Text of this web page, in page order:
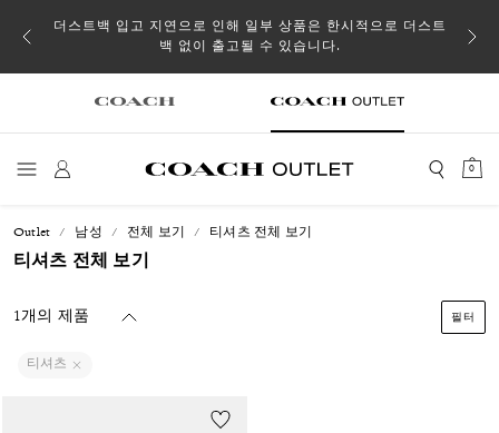
될 수
더스트백 입고 지연으로 인해 일부 상품은 한시적으로 더스트
백 없이 출고될 수 있습니다.
0
Outlet 남성 전체 보기 티셔츠 전체 보기
티셔츠 전체 보기
1개의 제품 필터
티셔츠